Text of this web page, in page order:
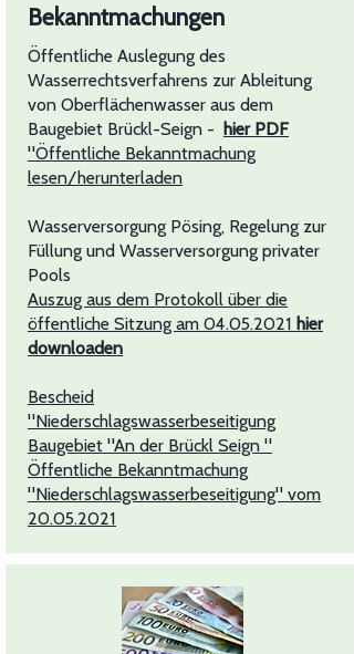
Bekanntmachungen
Öffentliche Auslegung des
Wasserrechtsverfahrens zur Ableitung
von Oberflächenwasser aus dem
Baugebiet Brückl-Seign - hier PDF
"Öffentliche Bekanntmachung
lesen/herunterladen
Wasserversorgung Pösing, Regelung zur
Füllung und Wasserversorgung privater
Pools
Auszug aus dem Protokoll über die
öffentliche Sitzung am 04.05.2021 hier
downloaden
Bescheid
"Niederschlagswasserbeseitigung
Baugebiet "An der Brückl Seign "
Öffentliche Bekanntmachung
"Niederschlagswasserbeseitigung" vom
20.05.2021